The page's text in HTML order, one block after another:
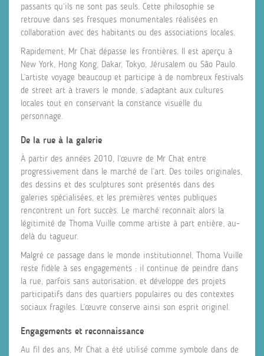
passants qu’ils ne sont pas seuls. Cette philosophie se
retrouve dans ses fresques monumentales réalisées en
collaboration avec des habitants ou des associations locales.
Rapidement, Mr Chat dépasse les frontières. Il est aperçu à
New York, Hong Kong, Dakar, Tokyo, Jérusalem ou São Paulo.
L’artiste voyage beaucoup et participe à de nombreux festivals
de street art à travers le monde, s’adaptant aux cultures
locales tout en conservant la constance visuelle du
personnage.
De la rue à la galerie
À partir des années 2010, l’œuvre de Mr Chat entre
progressivement dans le marché de l’art. Des toiles originales,
des dessins et des sculptures sont présentés dans des
galeries spécialisées, et les premières ventes publiques
rencontrent un fort succès. Le marché reconnaît alors la
légitimité de Thoma Vuille comme artiste à part entière, au-
delà du tagueur.
Malgré ce passage dans le monde institutionnel, Thoma Vuille
reste fidèle à ses engagements : il continue de peindre dans
la rue, parfois sans autorisation, et développe des projets
participatifs dans des quartiers populaires ou des contextes
sociaux fragiles. L’œuvre conserve ainsi son esprit originel.
Engagements et reconnaissance
Au fil des ans, Mr Chat a été utilisé comme symbole dans de